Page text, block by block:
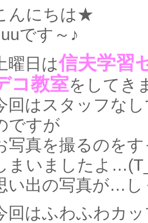
んにちは★
です～♪
曜日は信夫学習
コ教室をしてき
回はスタッフな
ですが
写真を撮るのを
まいましたよ
い出の写真が…し
回はふわふわカ